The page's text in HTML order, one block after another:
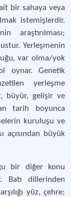
bir sahaya veya
istemişlerdir.
araştırılması;
Yerleşmenin
var olma/yok
oynar. Genetik
yerleşme
büyür, gelişir ve
tarih boyunca
kuruluşu ve
açısından büyük
bir diğer konu
Batı dillerinden
yüz, çehre;